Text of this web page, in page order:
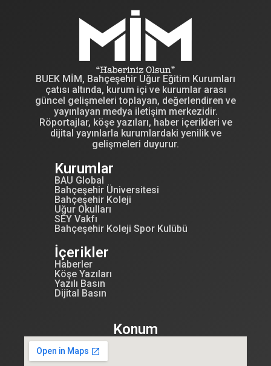
BUEK MİM, Bahçeşehir Uğur Eğitim Kurumları
çatısı altında, kurum içi ve kurumlar arası
güncel gelişmeleri toplayan, değerlendiren ve
yayınlayan medya iletişim merkezidir.
Röportajlar, köşe yazıları, haber içerikleri ve
dijital yayınlarla kurumlardaki yenilik ve
gelişmeleri duyurur.
Kurumlar
BAU Global
Bahçeşehir Üniversitesi
Bahçeşehir Koleji
Uğur Okulları
SEY Vakfı
Bahçeşehir Koleji Spor Kulübü
İçerikler
Haberler
Köşe Yazıları
Yazılı Basın
Dijital Basın
Konum